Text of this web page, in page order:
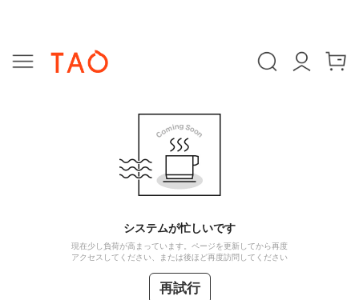
システムが忙しいです
現在少し負荷が高まっています。ページを更新してから再度
アクセスしてください、または後ほど再度訪問してください
再試行